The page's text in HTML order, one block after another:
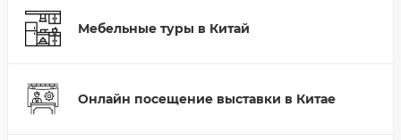
Мебельные туры в Китай
Онлайн посещение выставки в Китае